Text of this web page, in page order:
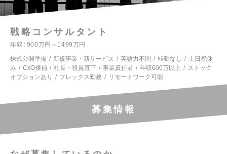
戦略コンサルタント
年収
900万円～1499万円
株式公開準備
新規事業・新サービス 英語力不問 転勤なし
土日祝休
み
CxO候補 社長・役員直下 事業責任者 年収600万以上
ストック
オプションあり
フレックス勤務 リモートワーク可能
募集情報